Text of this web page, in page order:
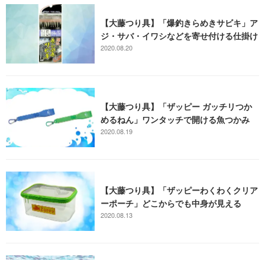
【大藤つり具】「爆釣きらめきサビキ」ア
ジ・サバ・イワシなどを寄せ付ける仕掛け
2020.08.20
【大藤つり具】「ザッピー ガッチリつか
めるねん」ワンタッチで開ける魚つかみ
2020.08.19
【大藤つり具】「ザッピーわくわくクリア
ーポーチ」どこからでも中身が見える
2020.08.13